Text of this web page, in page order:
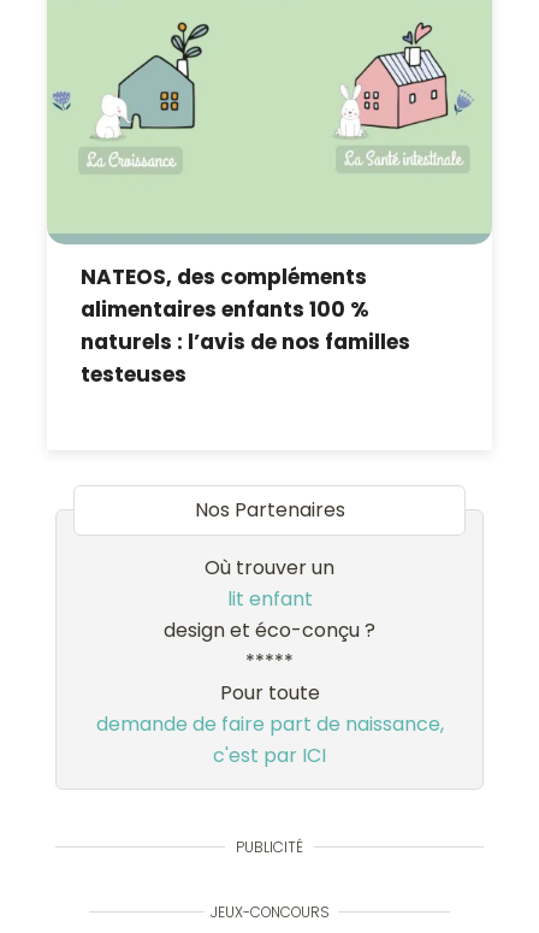
NATEOS, des compléments
alimentaires enfants 100 %
naturels : l’avis de nos familles
testeuses
Nos Partenaires
Où trouver un
lit enfant
design et éco-conçu ?
*****
Pour toute
demande de faire part de naissance,
c'est par ICI
PUBLICITÉ
JEUX-CONCOURS